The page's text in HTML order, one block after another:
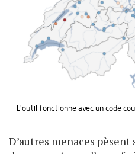
L'outil fonctionne avec un code
D’autres menaces pèsent